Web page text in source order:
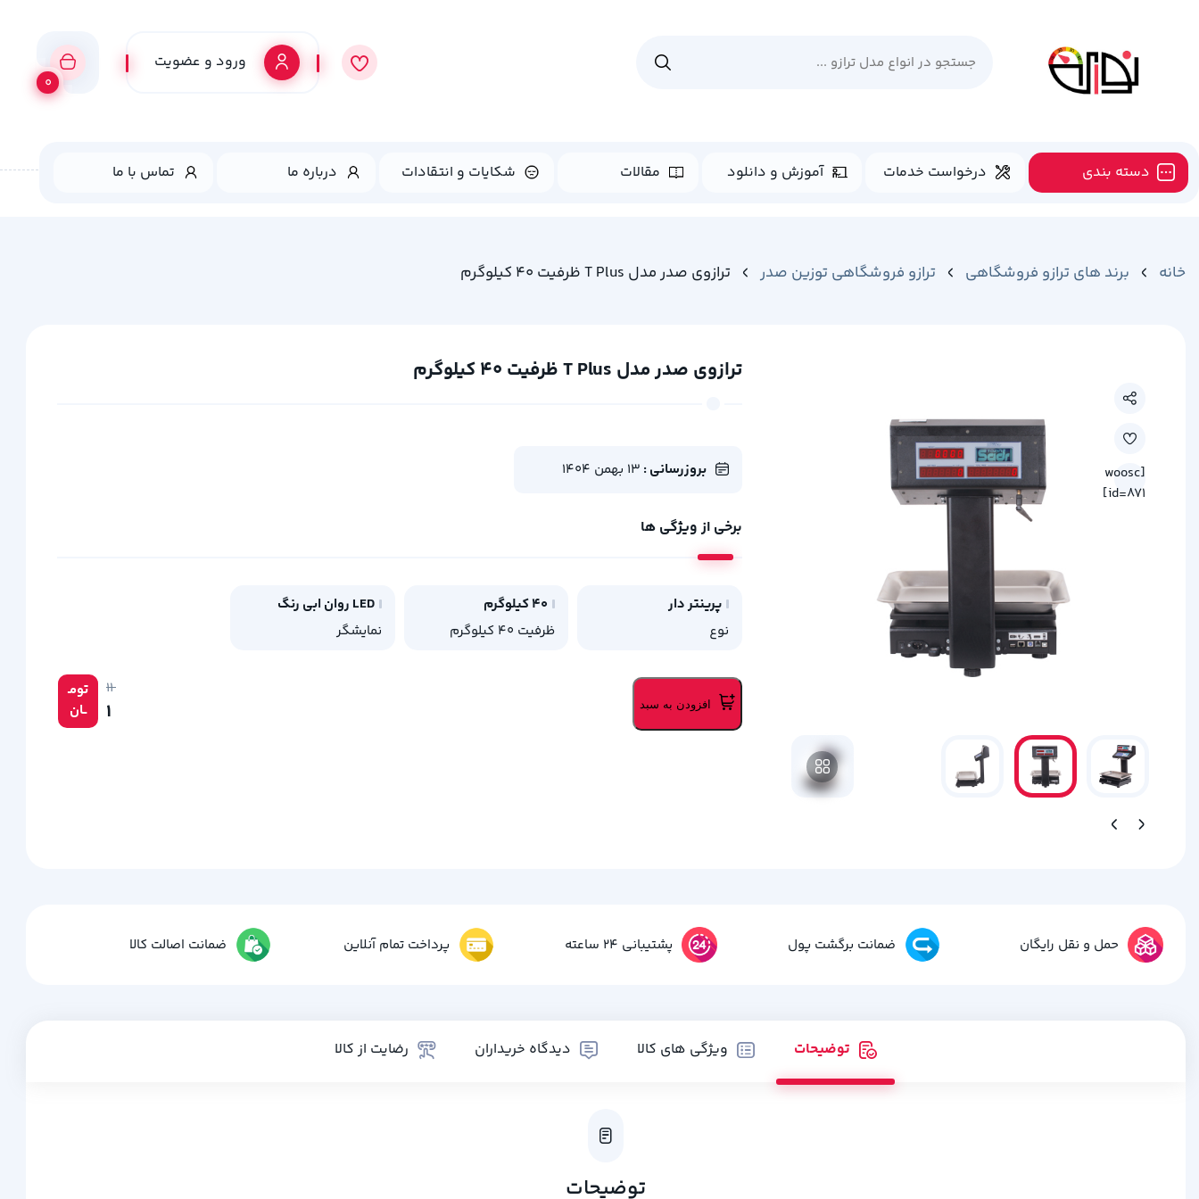
ورود و عضویت
0
دسته بندی درخواست خدمات آموزش و دانلود مقالات شکایات و انتقادات درباره ما تماس با ما
خانه برند های ترازو فروشگاهی ترازو فروشگاهی توزین صدر ترازوی صدر مدل T Plus ظرفیت 40 کیلوگرم
[woosc
id=871]
ترازوی صدر مدل T Plus ظرفیت 40 کیلوگرم
بروزرسانی : 13 بهمن 1404
برخی از ویژگی ها
پرینتر دار
نوع
40 کیلوگرم
ظرفیت 40 کیلوگرم
LED روان ابی رنگ
نمایشگر
تومـ
ــان
۱۱
افزودن به سبد
حمل و نقل رایگان ضمانت برگشت پول پشتیبانی 24 ساعته پرداخت تمام آنلاین ضمانت اصالت کالا
توضیحات ویژگی های کالا دیدگاه خریداران رضایت از کالا
توضیحات